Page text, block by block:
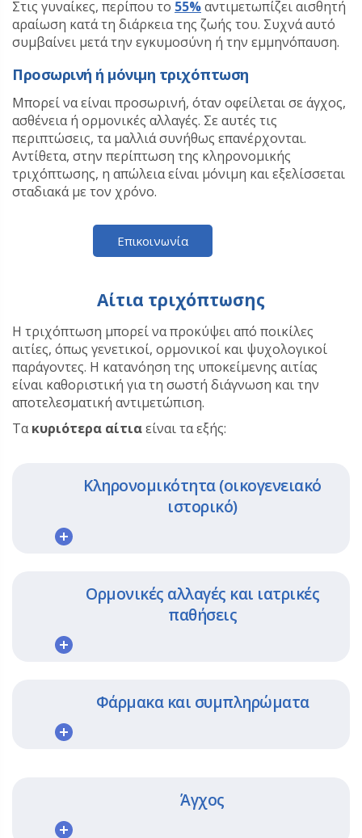
Στις γυναίκες, περίπου το 55%αντιμετωπίζει αισθητή
αραίωση κατά τη διάρκεια της ζωής του. Συχνά αυτό
συμβαίνει μετά την εγκυμοσύνη ή την εμμηνόπαυση.
Προσωρινή ή μόνιμη τριχόπτωση
Μπορεί να είναι προσωρινή, όταν οφείλεται σε άγχος,
ασθένεια ή ορμονικές αλλαγές. Σε αυτές τις
περιπτώσεις, τα μαλλιά συνήθως επανέρχονται.
Αντίθετα, στην περίπτωση της κληρονομικής
τριχόπτωσης, η απώλεια είναι μόνιμη και εξελίσσεται
σταδιακά με τον χρόνο.
Επικοινωνία
Αίτια τριχόπτωσης
Η τριχόπτωση μπορεί να προκύψει από ποικίλες
αιτίες, όπως γενετικοί, ορμονικοί και ψυχολογικοί
παράγοντες. Η κατανόηση της υποκείμενης αιτίας
είναι καθοριστική για τη σωστή διάγνωση και την
αποτελεσματική αντιμετώπιση.
Τακυριότερα αίτιαείναι τα εξής:
Κληρονομικότητα (οικογενειακό
ιστορικό)
Ορμονικές αλλαγές και ιατρικές
παθήσεις
Φάρμακα και συμπληρώματα
Άγχος